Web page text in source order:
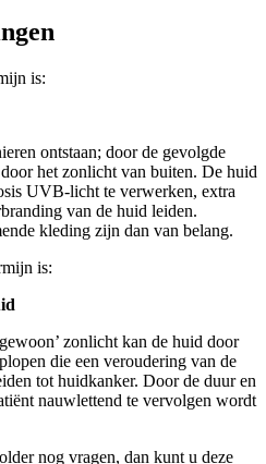
is:
ontstaan; door de gevolgde
het zonlicht van buiten. De huid
UVB-licht te verwerken, extra
van de huid leiden.
kleding zijn dan van belang.
is:
zonlicht kan de huid door
die een veroudering van de
tot huidkanker. Door de duur en
nauwlettend te vervolgen wordt
nog vragen, dan kunt u deze